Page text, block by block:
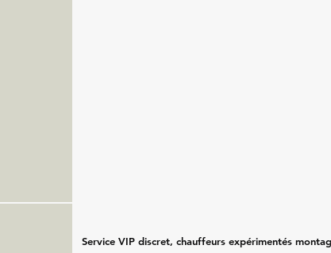
Service VIP discret, chauffeurs expérimentés